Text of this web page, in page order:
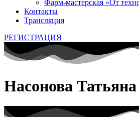
Фарм-мастерская «От
Контакты
Трансляция
РЕГИСТРАЦИЯ
Насонова